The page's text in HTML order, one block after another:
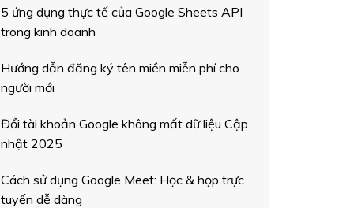
5 ứng dụng thực tế của Google Sheets API
trong kinh doanh
Hướng dẫn đăng ký tên miền miễn phí cho
người mới
Đổi tài khoản Google không mất dữ liệu Cập
nhật 2025
Cách sử dụng Google Meet: Học & họp trực
tuyến dễ dàng